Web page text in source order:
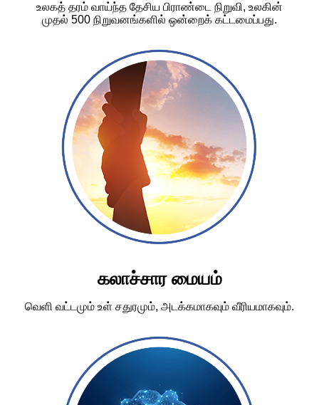
உலகத் தரம் வாய்ந்த தேசிய பிராண்டை நிறுவி, உலகின்
முதல் 500 நிறுவனங்களில் ஒன்றைக் கட்டமைப்பது.
கலாச்சார மையம்
வெளி வட்டமும் உள் சதுரமும், அடக்கமாகவும் வீரியமாகவும்.